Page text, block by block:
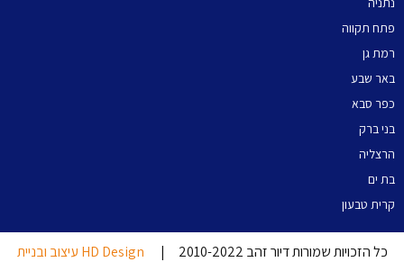
פתח תקווה
רמת גן
באר שבע
כפר סבא
בני ברק
הרצליה
בת ים
קרית טבעון
כל הזכויות שמורות דיור זהב 2010-2022 |
HD Design עיצוב ובניית